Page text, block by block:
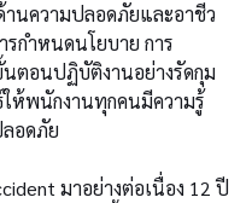
านความปลอดภัยและอาชีว
กำหนดนโยบาย การ
นตอนปฏิบัติงานอย่างรัดกุม
ห้พนักงานทุกคนมีความรู้
อดภัย
มาอย่างต่อเนื่อง 12 ปี